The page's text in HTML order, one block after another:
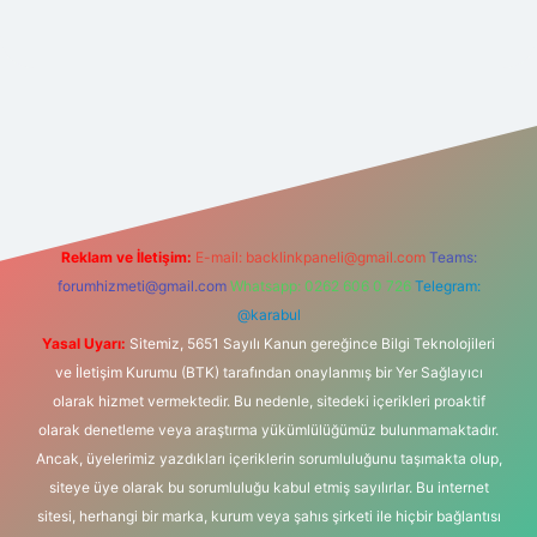
Reklam ve İletişim: E-mail: backlinkpaneli@gmail.com Teams:
forumhizmeti@gmail.com Whatsapp: 0262 606 0 726 Telegram:
@karabul
Yasal Uyarı: Sitemiz, 5651 Sayılı Kanun gereğince Bilgi Teknolojileri
ve İletişim Kurumu (BTK) tarafından onaylanmış bir Yer Sağlayıcı
olarak hizmet vermektedir. Bu nedenle, sitedeki içerikleri proaktif
olarak denetleme veya araştırma yükümlülüğümüz bulunmamaktadır.
Ancak, üyelerimiz yazdıkları içeriklerin sorumluluğunu taşımakta olup,
siteye üye olarak bu sorumluluğu kabul etmiş sayılırlar. Bu internet
sitesi, herhangi bir marka, kurum veya şahıs şirketi ile hiçbir bağlantısı